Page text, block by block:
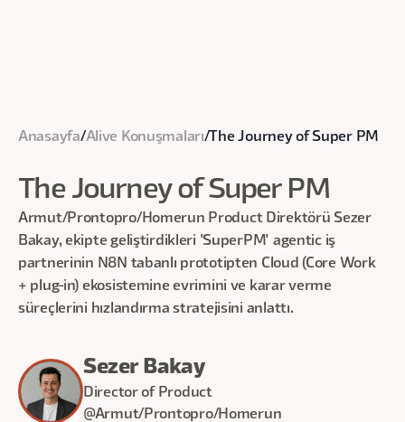
Anasayfa/Alive Konuşmaları/ The Journey of Super PM
The Journey of Super PM
Armut/Prontopro/Homerun Product Direktörü Sezer
Bakay, ekipte geliştirdikleri 'SuperPM' agentic iş
partnerinin N8N tabanlı prototipten Cloud (Core Work
+ plug-in) ekosistemine evrimini ve karar verme
süreçlerini hızlandırma stratejisini anlattı.
Sezer Bakay
Director of Product
@Armut/Prontopro/Homerun